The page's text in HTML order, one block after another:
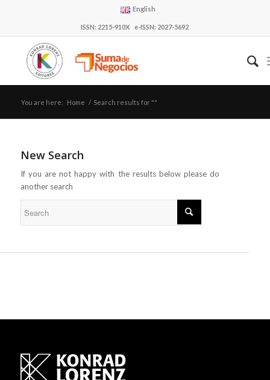
English
ISSN: 2215-910X e-ISSN: 2027-5692
You are here: Home / Search results for ""
New Search
If you are not happy with the results below please do
another search